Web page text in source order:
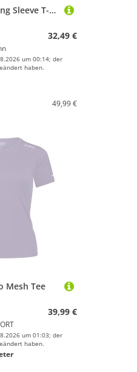
2xu Aero Mesh Long Sleeve T-shirt Lila M Frau
32,49 €
um 00:14; der
haben.
49,99 €
Mesh Tee
39,99 €
um 01:03; der
haben.